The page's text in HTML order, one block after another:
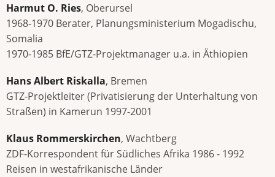
Harmut O. Ries, Oberursel
1968-1970 Berater, Planungsministerium Mogadischu,
Somalia
1970-1985 BfE/GTZ-Projektmanager u.a. in Äthiopien
Hans Albert Riskalla, Bremen
GTZ-Projektleiter (Privatisierung der Unterhaltung von
Straßen) in Kamerun 1997-2001
Klaus Rommerskirchen, Wachtberg
ZDF-Korrespondent für Südliches Afrika 1986 - 1992
Reisen in westafrikanische Länder